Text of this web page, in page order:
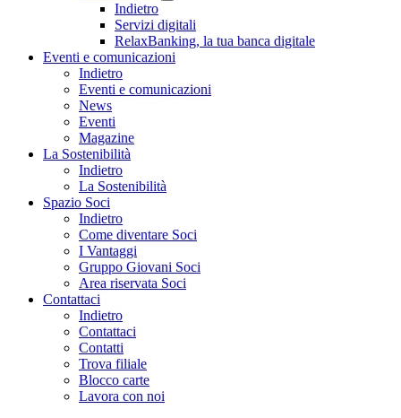
Indietro
Servizi digitali
RelaxBanking, la tua banca digitale
Eventi e comunicazioni
Indietro
Eventi e comunicazioni
News
Eventi
Magazine
La Sostenibilità
Indietro
La Sostenibilità
Spazio Soci
Indietro
Come diventare Soci
I Vantaggi
Gruppo Giovani Soci
Area riservata Soci
Contattaci
Indietro
Contattaci
Contatti
Trova filiale
Blocco carte
Lavora con noi